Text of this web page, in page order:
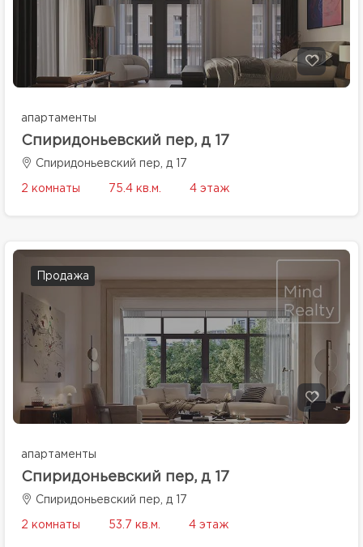
апартаменты
Спиридоньевский пер, д 17
Спиридоньевский пер, д 17
2 комнаты 75.4 кв.м. 4 этаж
Продажа
апартаменты
Спиридоньевский пер, д 17
Спиридоньевский пер, д 17
2 комнаты 53.7 кв.м. 4 этаж